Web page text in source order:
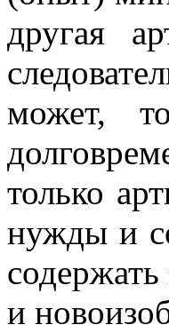
другая
может,
только
нужды и
и